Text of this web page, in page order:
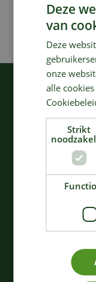
SCHAAL
H5,5
105,
Deze
van
Deze
onze
alle
Strikt